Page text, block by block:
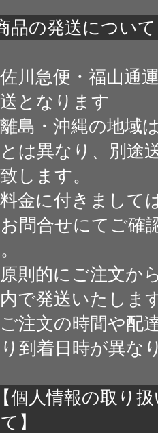
品の発送について
佐川急便・福山通
となります
離島・沖縄の地域
は異なり、別途
します。
金に付きまして
問合せにてご確
原則的にご注文か
で発送いたしま
ご注文の時間や配
到着日時が異な
個人情報の取り
】